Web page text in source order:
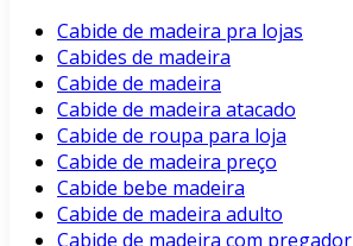
Cabide de madeira pra lojas
Cabides de madeira
Cabide de madeira
Cabide de madeira atacado
Cabide de roupa para loja
Cabide de madeira preço
Cabide bebe madeira
Cabide de madeira adulto
Cabide de madeira com pregador